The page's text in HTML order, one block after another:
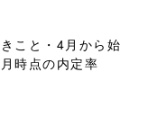
こと・4月から始
時点の内定率